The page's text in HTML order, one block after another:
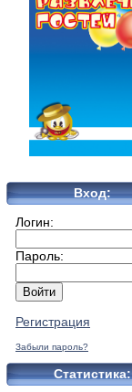
Вход:
Логин:
Пароль:
Регистрация
Забыли пароль?
Статистика: